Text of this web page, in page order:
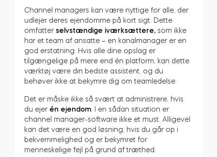
Channel managers kan være nyttige for alle, der
udlejer deres ejendomme på kort sigt. Dette
omfatter selvstændige iværksættere, som ikke
har et team af ansatte – en kanalmanager er en
god erstatning. Hvis alle dine opslag er
tilgængelige på mere end én platform, kan dette
værktøj være din bedste assistent, og du
behøver ikke at bekymre dig om teamledelse.
Det er måske ikke så svært at administrere, hvis
du ejer én ejendom . I en sådan situation er
channel manager-software ikke et must. Alligevel
kan det være en god løsning, hvis du går op i
bekvemmelighed og er bekymret for
menneskelige fejl på grund af træthed.